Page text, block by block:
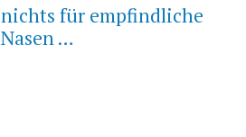
nichts für empfindliche
Nasen …